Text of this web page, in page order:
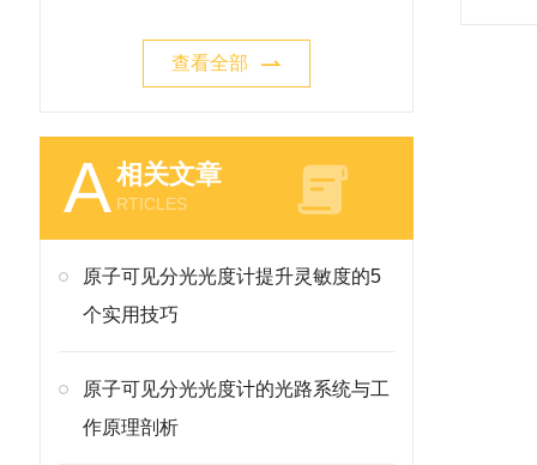
查看全部
A相关文章
RTICLES
原子可见分光光度计提升灵敏度的5
个实用技巧
原子可见分光光度计的光路系统与工
作原理剖析